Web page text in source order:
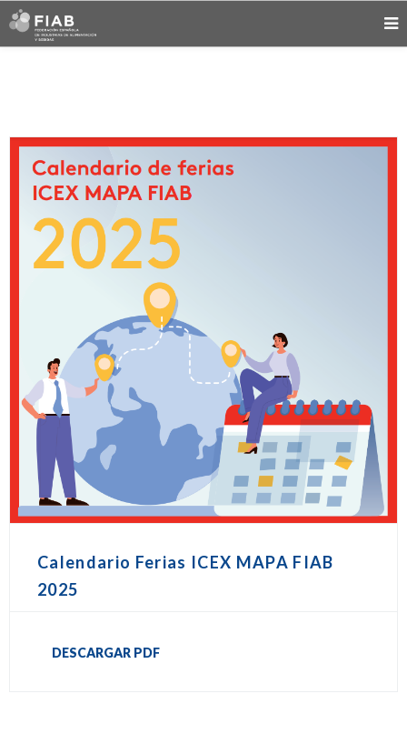
Calendario Ferias ICEX MAPA FIAB
2025
DESCARGAR PDF